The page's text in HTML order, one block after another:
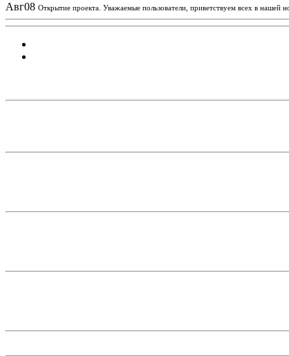
Авг08 Открытие проекта. Уважаемые пользователи, приветствуем всех в нашей